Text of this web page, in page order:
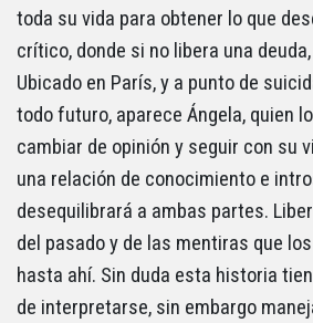
toda su vida para obtener lo que
crítico, donde si no libera una
Ubicado en París, y a punto de
todo futuro, aparece Ángela, quien
cambiar de opinión y seguir con su
una relación de conocimiento e
desequilibrará a ambas partes.
del pasado y de las mentiras que
hasta ahí. Sin duda esta historia
de interpretarse, sin embargo